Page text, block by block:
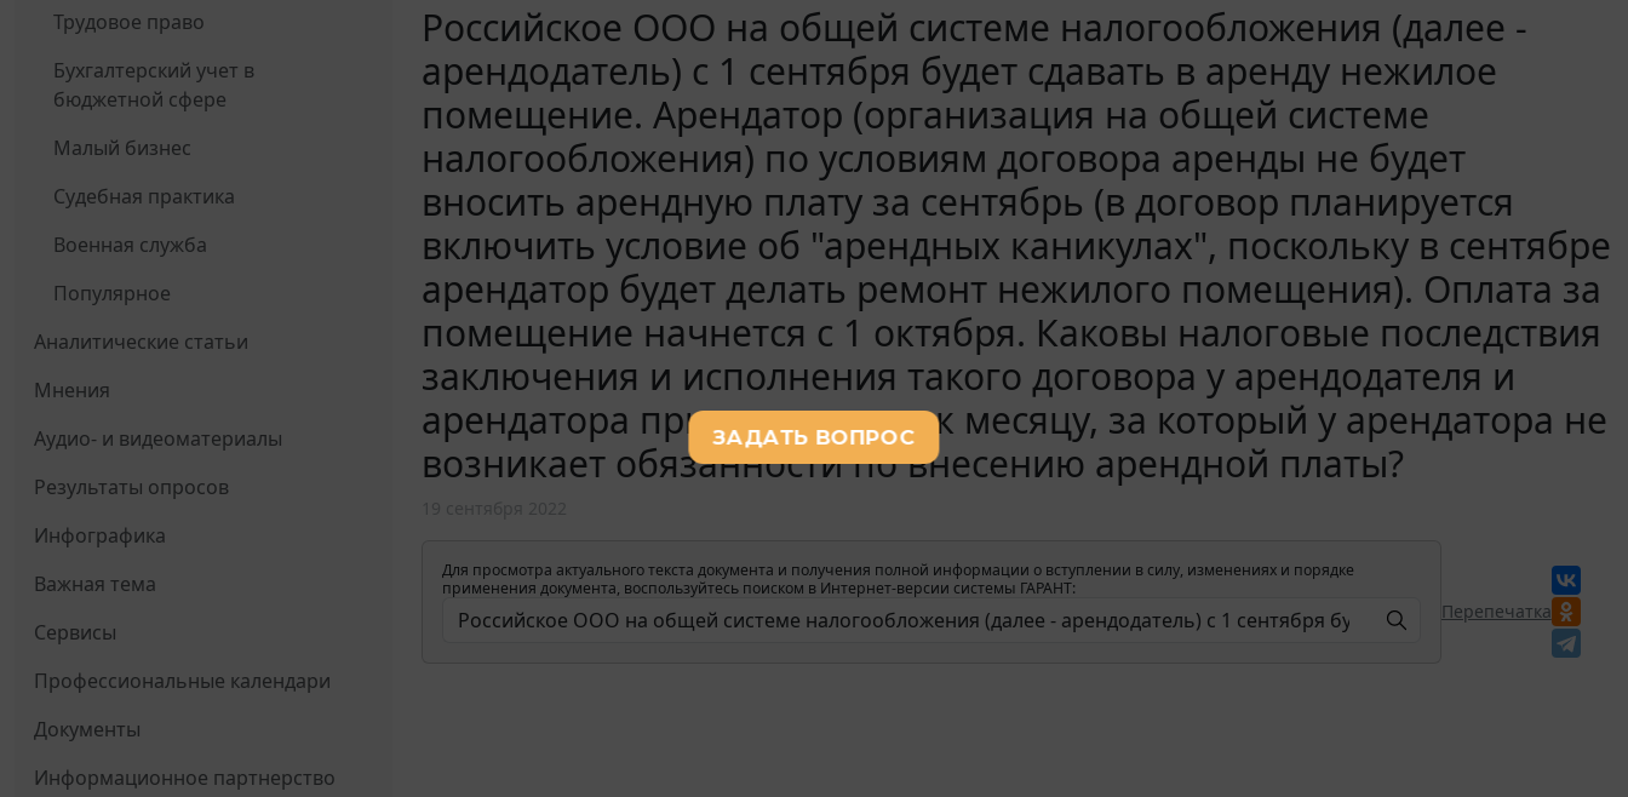
Трудовое право
Бухгалтерский учет в
бюджетной сфере
Малый бизнес
Судебная практика
Военная служба
Популярное
Аналитические статьи
Мнения
Аудио- и видеоматериалы
Результаты опросов
Инфографика
Важная тема
Сервисы
Профессиональные календари
Документы
Информационное партнерство
Российское ООО на общей системе налогообложения (далее -
арендодатель) с 1 сентября будет сдавать в аренду нежилое
помещение. Арендатор (организация на общей системе
налогообложения) по условиям договора аренды не будет
вносить арендную плату за сентябрь (в договор планируется
включить условие об "арендных каникулах", поскольку в сентябре
арендатор будет делать ремонт нежилого помещения). Оплата за
помещение начнется с 1 октября. Каковы налоговые последствия
заключения и исполнения такого договора у арендодателя и
арендатора применительно к месяцу, за который у арендатора не
возникает обязанности по внесению арендной платы?
Для просмотра актуального текста документа и получения полной информации о вступлении в силу, изменениях и порядке
применения документа, воспользуйтесь поиском в Интернет-версии системы ГАРАНТ:
Перепечатка